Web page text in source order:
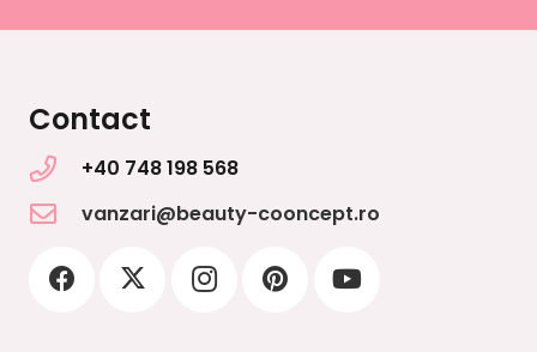
Contact
+40 748 198 568
vanzari@beauty-cooncept.ro